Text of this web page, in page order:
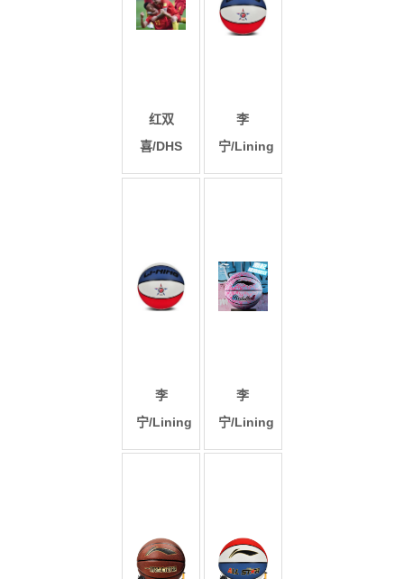
红双
喜/DHS
李
宁/Lining
李
宁/Lining
李
宁/Lining